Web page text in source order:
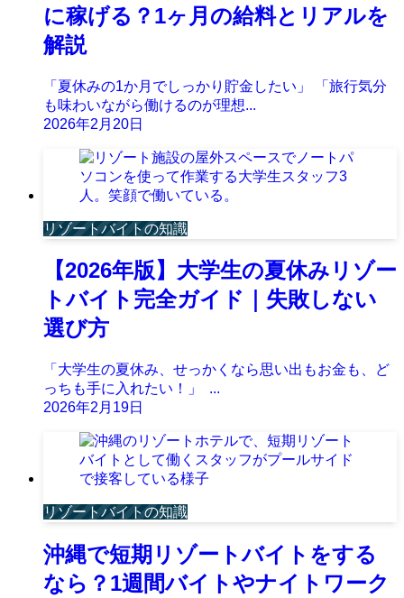
に稼げる？1ヶ月の給料とリアルを
解説
「夏休みの1か月でしっかり貯金したい」 「旅行気分
も味わいながら働けるのが理想...
2026年2月20日
リゾートバイトの知識
【2026年版】大学生の夏休みリゾー
トバイト完全ガイド｜失敗しない
選び方
「大学生の夏休み、せっかくなら思い出もお金も、ど
っちも手に入れたい！」 ...
2026年2月19日
リゾートバイトの知識
沖縄で短期リゾートバイトをする
なら？1週間バイトやナイトワーク